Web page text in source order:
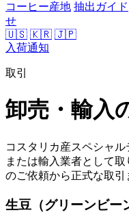
コーヒー産地 抽出ガイド
せ
🇺🇸 🇰🇷 🇯🇵
入荷通知
取引
卸売・輸入
コスタリカ産スペシャル
または輸入業者として
のご依頼から正式な取引
生豆（グリーンビー